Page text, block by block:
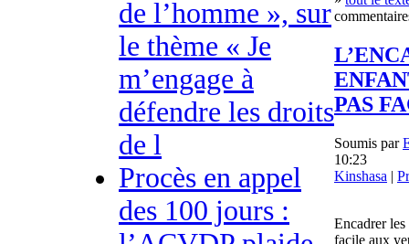
de l’homme », sur
le thème « Je
m’engage à
défendre les droits
de l
Procès en appel
des 100 jours :
PAS
Soumis par
10:23
Kinshasa |
Encadrer
facile aux